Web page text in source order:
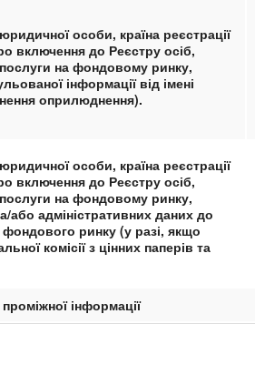
особи, країна реєстрації
включення до Реєстру осіб,
на фондовому ринку,
інформації від імені
оприлюднення).
особи, країна реєстрації
включення до Реєстру осіб,
на фондовому ринку,
або адміністративних даних до
фондового ринку (у разі, якщо
комісії з цінних паперів та
проміжноїінформації